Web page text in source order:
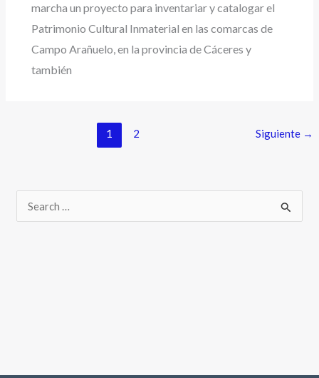
marcha un proyecto para inventariar y catalogar el
Patrimonio Cultural Inmaterial en las comarcas de
Campo Arañuelo, en la provincia de Cáceres y
también
1 2 Siguiente →